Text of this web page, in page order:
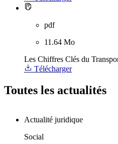
pdf
11.64 Mo
Les Chiffres Clés du
Télécharger
Toutes les actualités
Actualité juridique
Social